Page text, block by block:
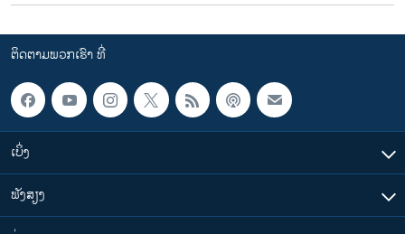
ຕິດຕາມພວກເຮົາ ທີ່
ເບິ່ງ
ຟັງສຽງ